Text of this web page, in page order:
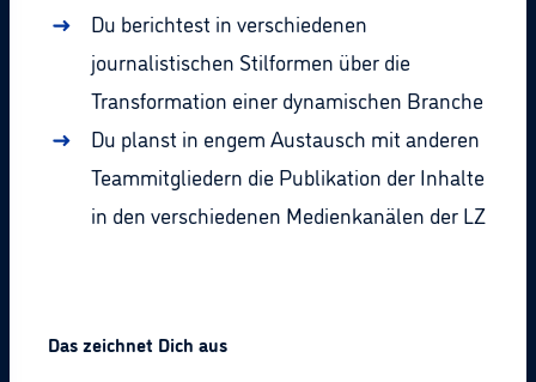
Du berichtest in verschiedenen
journalistischen Stilformen über die
Transformation einer dynamischen Branche
Du planst in engem Austausch mit anderen
Teammitgliedern die Publikation der Inhalte
in den verschiedenen Medienkanälen der LZ
Das zeichnet Dich aus